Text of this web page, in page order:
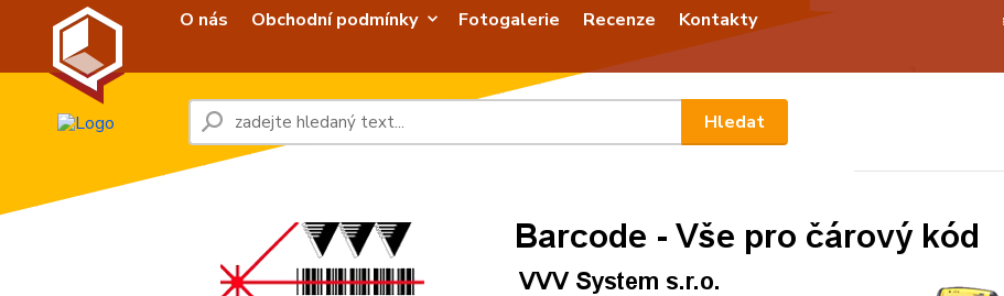
O nás Obchodní podmínky Fotogalerie Recenze Kontakty
Hledat